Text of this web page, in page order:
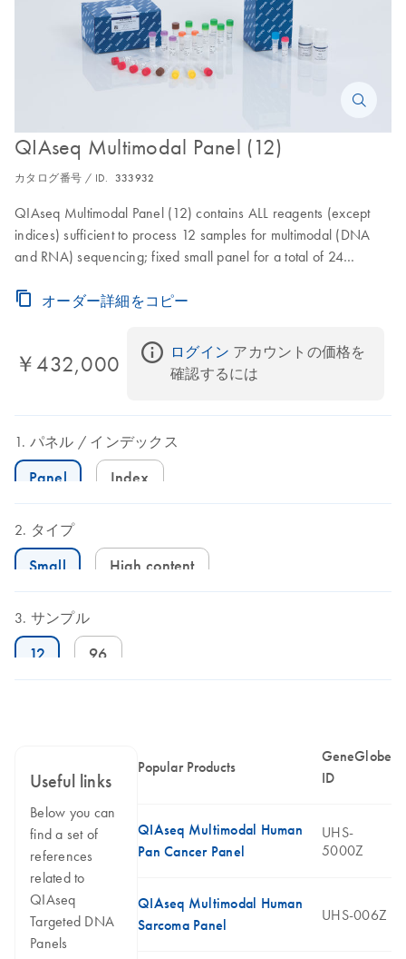
QIAseq Multimodal Panel (12)
カタログ番号 / ID. 333932
QIAseq Multimodal Panel (12) contains ALL reagents (except
indices) sufficient to process 12 samples for multimodal (DNA
and RNA) sequencing; fixed small panel for a total of 24
オーダー詳細をコピー
￥432,000 ログイン アカウントの価格を
確認するには
パネル インデックス
Panel Index
タイプ
Small High content
サンプル
12 96
Useful links
Below you can
find a set of
references
related to
QIAseq
Targeted DNA
Panels
Popular Products
GeneGlobe
ID
QIAseq Multimodal Human
Pan Cancer Panel
UHS-
5000Z
QIAseq Multimodal Human
Sarcoma Panel
UHS-006Z